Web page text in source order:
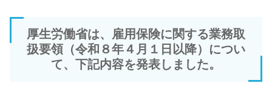
厚生労働省は、雇用保険に関する業務取
扱要領（令和８年４月１日以降）につい
て、下記内容を発表しました。